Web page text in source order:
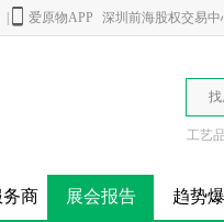
爱原物APP 深圳前海股权交易中
工艺
商 展会报告 趋势